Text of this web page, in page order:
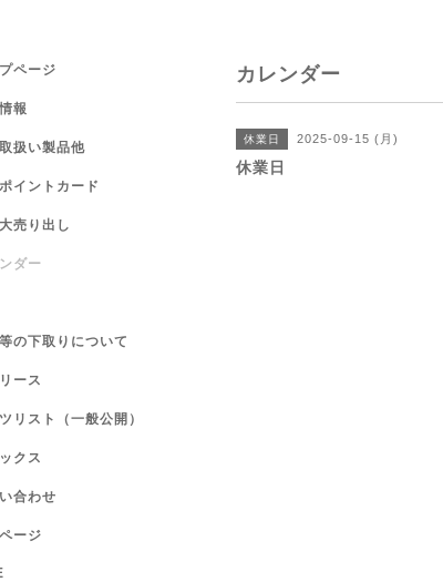
カレンダー
休業日 2025-09-15 (月)
休業日
プページ
報
扱い製品他
イントカード
売り出し
ダー
の下取りについて
ース
リスト（一般公開）
クス
合わせ
ージ